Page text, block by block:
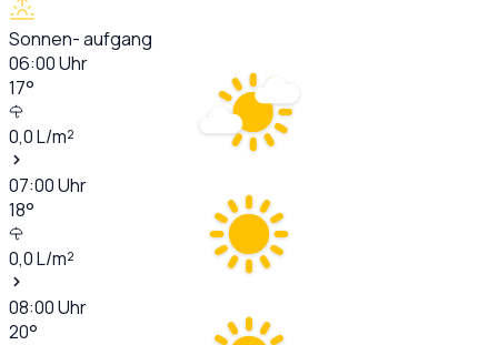
Sonnen- aufgang
06:00Uhr
17°
0,0L/m²
07:00Uhr
18°
0,0L/m²
08:00Uhr
20°